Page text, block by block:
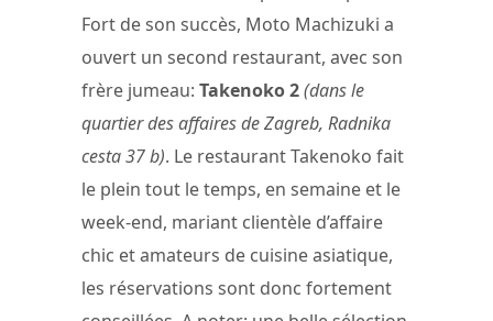
Fort de son succès, Moto Machizuki a
ouvert un second restaurant, avec son
frère jumeau: Takenoko 2(dans le
quartier des affaires de Zagreb, Radnika
cesta 37 b). Le restaurant Takenoko fait
le plein tout le temps, en semaine et le
week-end, mariant clientèle d’affaire
chic et amateurs de cuisine asiatique,
les réservations sont donc fortement